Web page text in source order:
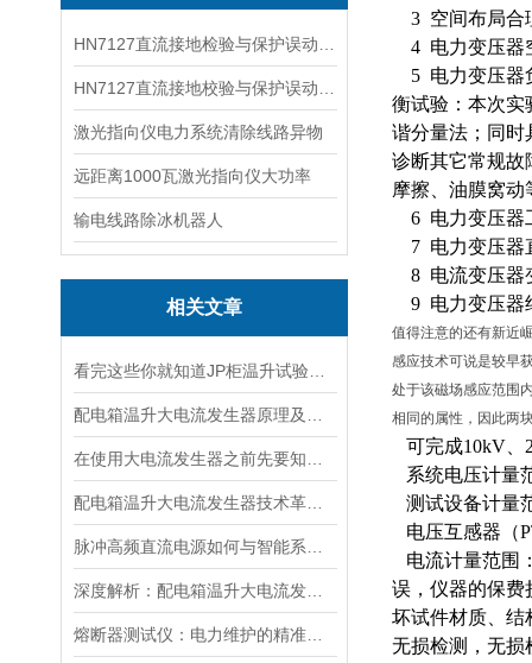
激光指向仪电力系统清除线路异物
远距离1000瓦激光指向仪大功率
输电线路除冰机器人
相关文章
3 空间布局合
4 电力变压器
5 电力变压器
衡试验：本次实
谐分量法；同时
诊断其它常规故
摩擦、油膜窝
6 电力变压器
7 电力变压器
8 电流变压器
9 电力变压器
值得注意的还有新近
感应技术可说是较早
处于该磁场感应范围
相同的属性，因此两
可完成10kV、
系统电压计量
测试设备计量
电压互感器（
电流计量范围
误，仪器的保费
坏试件材质、结
无损检测，无损